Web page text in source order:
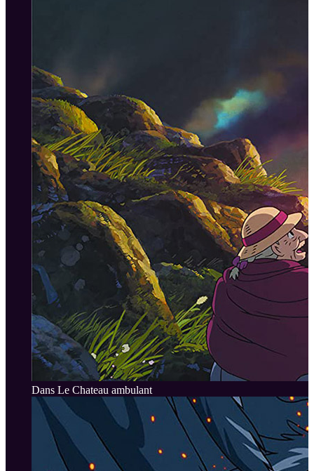
Dans Le Chateau ambulant